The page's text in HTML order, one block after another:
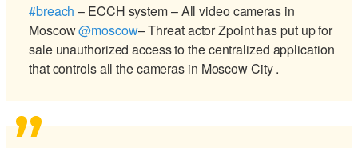
#breach – ECCH system – All video cameras in
Moscow@moscow– Threat actor Zpoint has put up for
sale unauthorized access to the centralized application
that controls all the cameras in Moscow City .